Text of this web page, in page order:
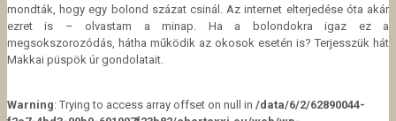
mondták, hogy egy bolond százat csinál. Az internet elterjedése óta akár
ezret is – olvastam a minap. Ha a bolondokra igaz ez a
megsokszorozódás, hátha működik az okosok esetén is? Terjesszük hát
Makkai püspök úr gondolatait.
Warning: Trying to access array offset on null in /data/6/2/62890044-